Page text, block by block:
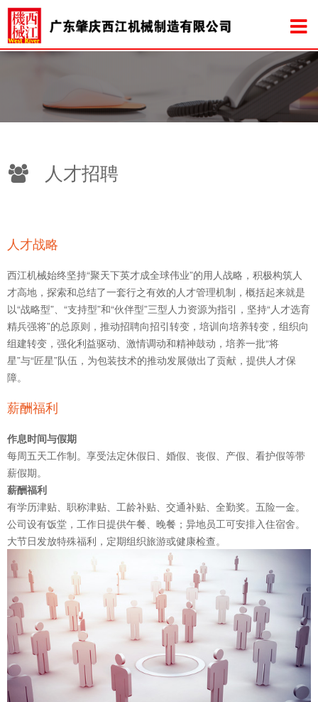
人才招聘
人才战略
西江机械始终坚持“聚天下英才成全球伟业”的用人战略，积极构筑人
才高地，探索和总结了一套行之有效的人才管理机制，概括起来就是
以“战略型”、“支持型”和“伙伴型”三型人力资源为指引，坚持“人才选育
精兵强将”的总原则，推动招聘向招引转变，培训向培养转变，组织向
组建转变，强化利益驱动、激情调动和精神鼓动，培养一批“将
星”与“匠星”队伍，为包装技术的推动发展做出了贡献，提供人才保
障。
薪酬福利
作息时间与假期
每周五天工作制。享受法定休假日、婚假、丧假、产假、看护假等带
薪假期。
薪酬福利
有学历津贴、职称津贴、工龄补贴、交通补贴、全勤奖。五险一金。
公司设有饭堂，工作日提供午餐、晚餐；异地员工可安排入住宿舍。
大节日发放特殊福利，定期组织旅游或健康检查。